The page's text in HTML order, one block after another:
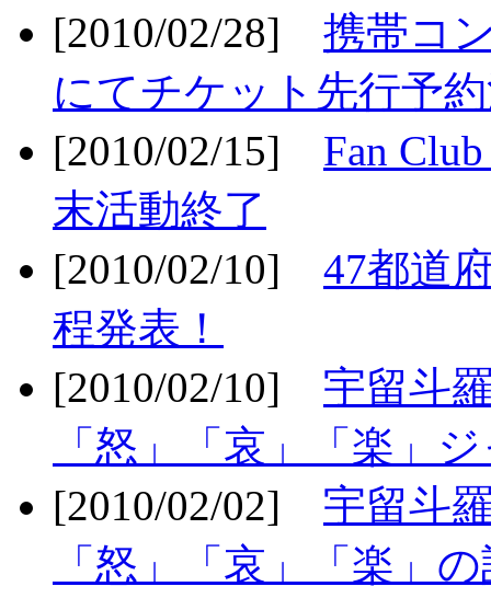
[2010/02/28] 携帯コ
にてチケット先行予
[2010/02/15] Fan
末活動終了
[2010/02/10] 47都道
程発表！
[2010/02/10] 宇留斗
「怒」「哀」「楽」
[2010/02/02] 宇留斗
「怒」「哀」「楽」